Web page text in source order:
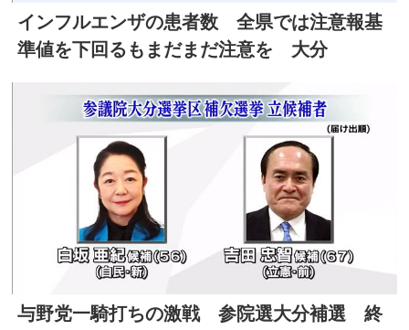
インフルエンザの患者数 全県では注意報基
準値を下回るもまだまだ注意を 大分
与野党一騎打ちの激戦 参院選大分補選 終